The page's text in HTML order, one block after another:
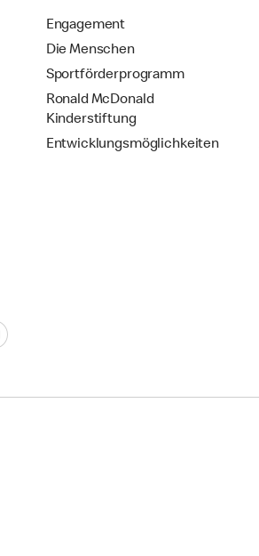
Engagement
Die Menschen
Sportförderprogramm
Ronald McDonald
Kinderstiftung
Entwicklungsmöglichkeiten